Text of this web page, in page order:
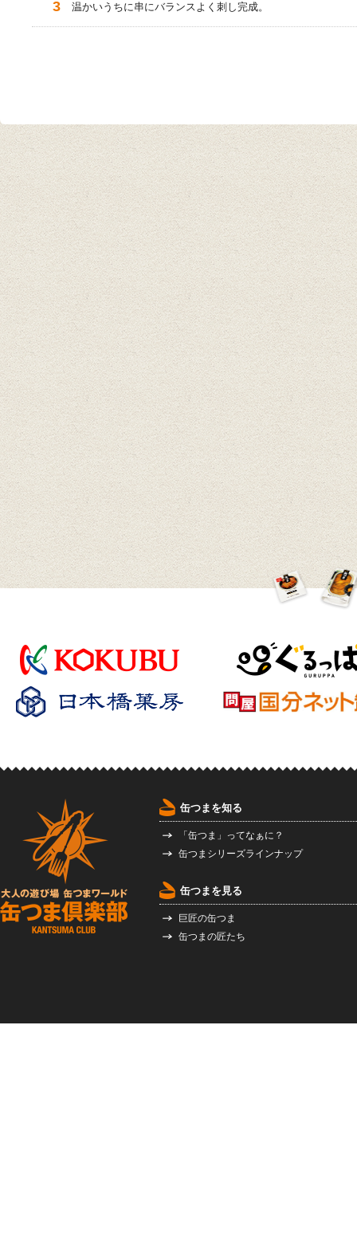
温かいうちに串にバランスよく刺し完成。
缶つまを知る
「缶つま」ってなぁに？
缶つまシリーズラインナップ
缶つまを見る
巨匠の缶つま
缶つまの匠たち